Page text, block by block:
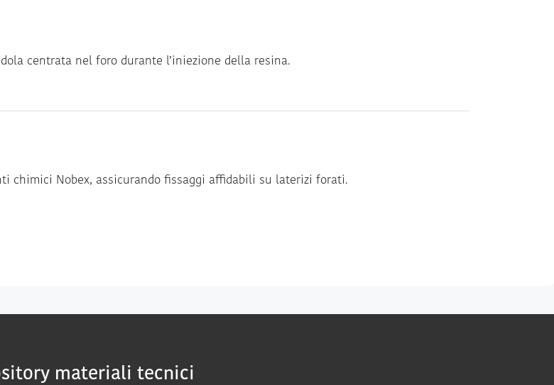
centrata nel foro durante l’iniezione della resina.
chimici Nobex, assicurando fissaggi affidabili su laterizi forati.
materiali tecnici